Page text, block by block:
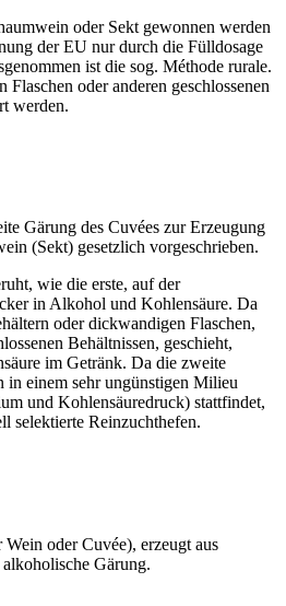
oder Sekt gewonnen werden
der EU nur durch die Fülldosage
ist die sog. Méthode rurale.
oder anderen geschlossenen
werden.
Gärung des Cuvées zur Erzeugung
(Sekt) gesetzlich vorgeschrieben.
wie die erste, auf der
in Alkohol und Kohlensäure. Da
oder dickwandigen Flaschen,
Behältnissen, geschieht,
im Getränk. Da die zweite
in einem sehr ungünstigen Milieu
und Kohlensäuredruck) stattfindet,
selektierte Reinzuchthefen.
oder Cuvée), erzeugt aus
Gärung.